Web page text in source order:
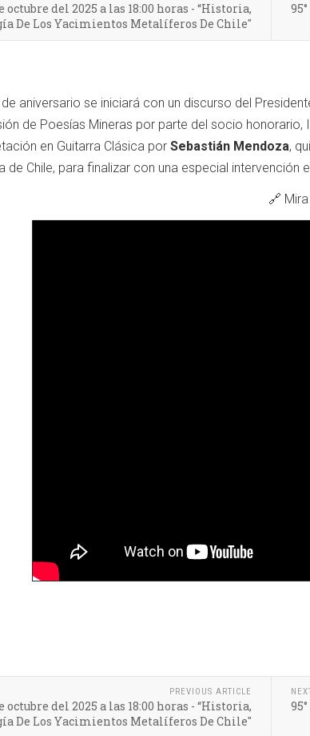
del 2025 a las 18:00 horas - “Historia,
De Los Yacimientos Metalíferos De Chile"
aniversario se iniciará con un discurso del
de Poesías Mineras por parte del socio honorario,
en Guitarra Clásica por Sebastián Mendoza,
de Chile, para finalizar con una especial intervención
🔗
PREVIOUS ARTICLE
del 2025 a las 18:00 horas - “Historia,
De Los Yacimientos Metalíferos De Chile"